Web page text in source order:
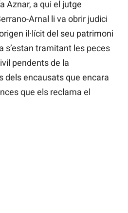
Aznar, a qui el jutge
Arnal li va obrir judici
il·lícit del seu patrimoni
s’estan tramitant les peces
pendents de la
dels encausats que encara
que els reclama el